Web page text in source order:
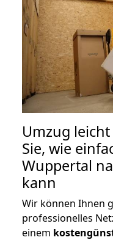
Umzug
Sie, wie
Wuppertal
kann
Wir können Ihnen
professionelles
einem